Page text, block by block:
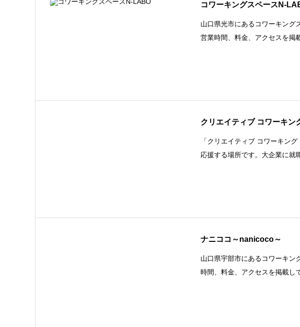
コワーキングスペースN-
山口県光市にあるコワーキング
営業時間、料金、アクセスを掲
クリエイティブ コワーキン
「クリエイティブ コワーキン
応援する場所です。大企業に就
ナニココ～nanicoco～
山口県宇部市にあるコワーキン
時間、料金、アクセスを掲載し